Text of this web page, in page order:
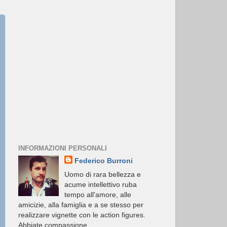
INFORMAZIONI PERSONALI
Federico Burroni
Uomo di rara bellezza e
acume intellettivo ruba
tempo all'amore, alle
amicizie, alla famiglia e a se stesso per
realizzare vignette con le action figures.
Abbiate compassione.